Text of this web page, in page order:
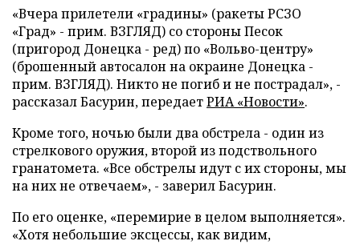
«Вчера прилетели «градины» (ракеты РСЗО
«Град» - прим. ВЗГЛЯД) со стороны Песок
(пригород Донецка - ред) по «Вольво-центру»
(брошенный автосалон на окраине Донецка -
прим. ВЗГЛЯД). Никто не погиб и не пострадал», -
рассказал Басурин, передаетРИА «Новости».
Кроме того, ночью были два обстрела - один из
стрелкового оружия, второй из подствольного
гранатомета. «Все обстрелы идут с их стороны, мы
на них не отвечаем», - заверил Басурин.
По его оценке, «перемирие в целом выполняется».
«Хотя небольшие эксцессы, как видим,